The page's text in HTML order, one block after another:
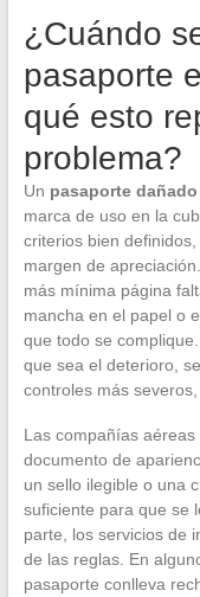
¿Cuándo
pasaporte
qué esto
problema?
Un pasaporte dañado
marca de uso en la
criterios bien
margen de
más mínima página
mancha en el papel o
que todo se
que sea el deterioro,
controles más
Las compañías
documento de
un sello ilegible o una
suficiente para que se
parte, los servicios de
de las reglas. En
pasaporte conlleva